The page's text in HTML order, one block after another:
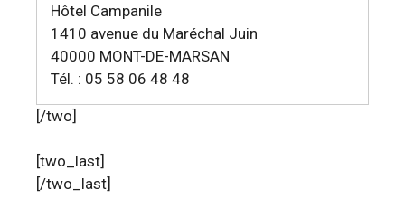
Hôtel Campanile
1410 avenue du Maréchal Juin
40000 MONT-DE-MARSAN
Tél. : 05 58 06 48 48
[/two]
[two_last]
[/two_last]